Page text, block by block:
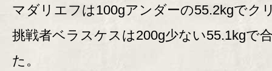
マダリエフは100gアンダーの55.2kgでク
挑戦者ベラスケスは200g少ない55.1kgで
た。